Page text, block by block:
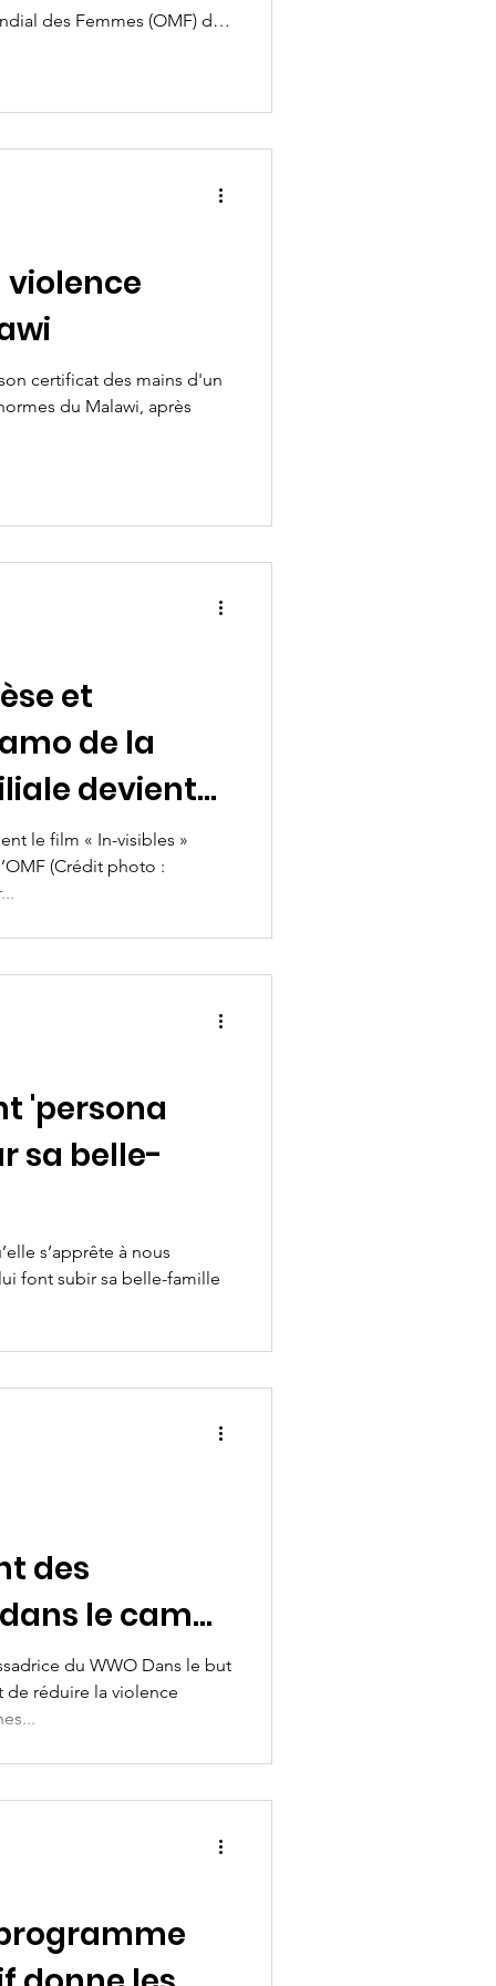
des Femmes (OMF) de
: espoir en action,
certificat des mains d'un
du Malawi, après
et
de la
devient
le film « In-visibles »
(Crédit photo :
'persona
sa belle-
s’apprête à nous
font subir sa belle-famille
des
le camp
du WWO Dans le but
réduire la violence